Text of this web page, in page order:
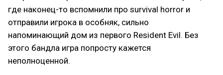
где наконец-то вспомнили про survival horror и
отправили игрока в особняк, сильно
напоминающий дом из первого Resident Evil. Без
этого бандла игра попросту кажется
неполноценной.